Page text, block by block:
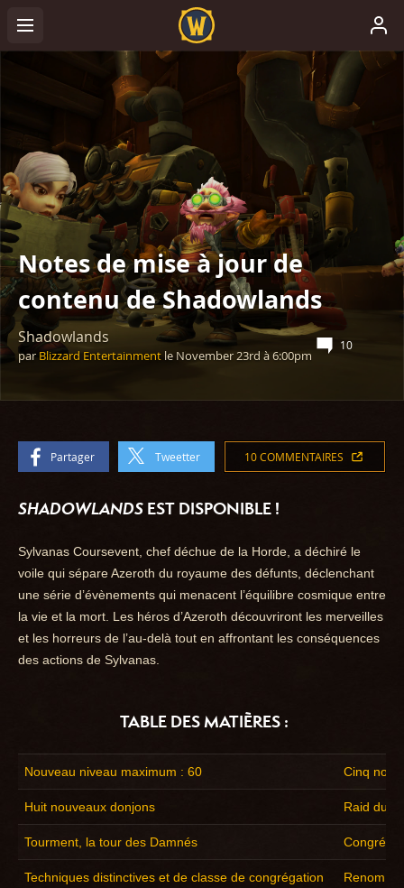
Notes de mise à jour de
contenu de Shadowlands
Shadowlands
par Blizzard Entertainment le November 23rd à6:00pm
10
Partager Tweetter 10 COMMENTAIRES
SHADOWLANDS EST DISPONIBLE !
Sylvanas Coursevent, chef déchue de la Horde, a déchiré le
voile qui sépare Azeroth du royaume des défunts, déclenchant
une série d’évènements qui menacent l’équilibre cosmique entre
la vie et la mort. Les héros d’Azeroth découvriront les merveilles
et les horreurs de l’au-delà tout en affrontant les conséquences
des actions de Sylvanas.
TABLE DES MATIÈRES :
Nouveau niveau maximum : 60 Cinq
Huit nouveaux donjons Raid du
Tourment, la tour des Damnés
Techniques distinctives et de classe de congrégation Renom